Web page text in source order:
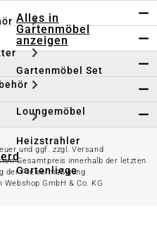
Alles in
Gartenmöbel
anzeigen
Gartenmöbel Set
Loungemöbel
Heizstrahler
Gartenliege
und ggf. zzgl. Versand
Gesamtpreis innerhalb der letzten
der Preisermäßigung
GmbH & Co. KG